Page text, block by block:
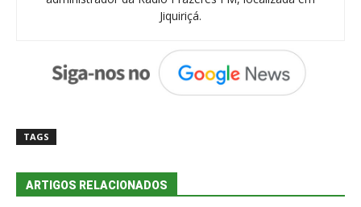
Jiquiriçá.
TAGS
ARTIGOS RELACIONADOS